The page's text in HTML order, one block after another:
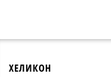
ХЕЛИКОН